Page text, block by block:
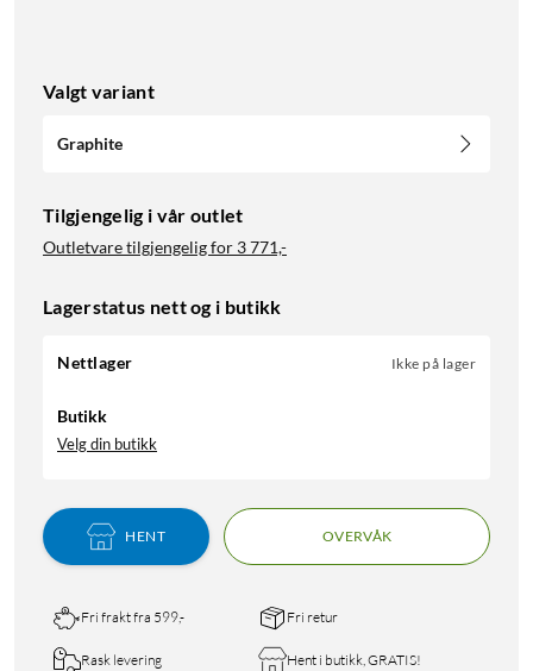
Valgt variant
Graphite
Tilgjengelig i vår outlet
Outletvare tilgjengelig for 3 771,-
Lagerstatus nett og i butikk
Nettlager Ikke på lager
Butikk
Velg din butikk
HENT OVERVÅK
Fri frakt fra 599,- Fri retur
Rask levering Hent i butikk, GRATIS!